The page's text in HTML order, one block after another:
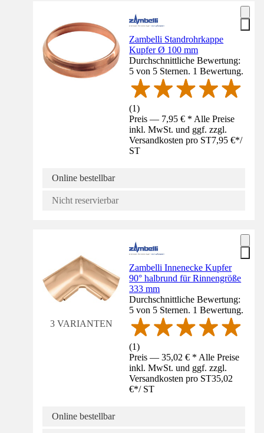
Zambelli Standrohrkappe
Kupfer Ø 100 mm
Durchschnittliche Bewertung:
5 von 5 Sternen. 1 Bewertung.
(1)
Preis — 7,95 € * Alle Preise
inkl. MwSt. und ggf. zzgl.
Versandkosten pro ST7,95 €*/
ST
Online bestellbar
Nicht reservierbar
3 VARIANTEN
Zambelli Innenecke Kupfer
90° halbrund für Rinnengröße
333 mm
Durchschnittliche Bewertung:
5 von 5 Sternen. 1 Bewertung.
(1)
Preis — 35,02 € * Alle Preise
inkl. MwSt. und ggf. zzgl.
Versandkosten pro ST35,02
€*/ ST
Online bestellbar